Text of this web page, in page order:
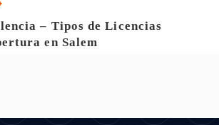
– Tipos de Licencias
en Salem